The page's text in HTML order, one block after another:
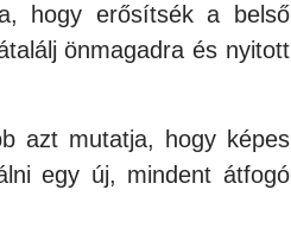
hogy erősítsék a belső
önmagadra és nyitott
azt mutatja, hogy képes
egy új, mindent átfogó